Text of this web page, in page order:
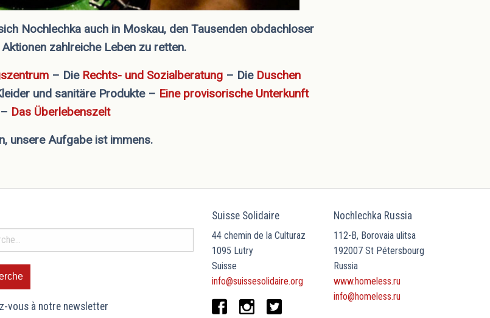
Nochlechka auch in Moskau, den Tausenden obdachloser
zahlreiche Leben zu retten.
– Die Rechts- und Sozialberatung – Die Duschen
und sanitäre Produkte – Eine provisorische Unterkunft
– Das Überlebenszelt
unsere Aufgabe ist immens.
vous à notre newsletter
Suisse Solidaire
44 chemin de la Culturaz
1095 Lutry
Suisse
info@suissesolidaire.org
Nochlechka Russia
112-B, Borovaia ulitsa
192007 St Pétersbourg
Russia
www.homeless.ru
info@homeless.ru